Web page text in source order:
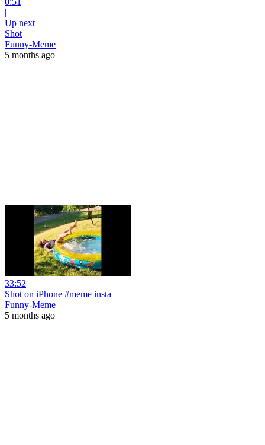
|
Up next
Shot
Funny-Meme
5 months ago
33:52
Shot on iPhone #meme insta
Funny-Meme
5 months ago